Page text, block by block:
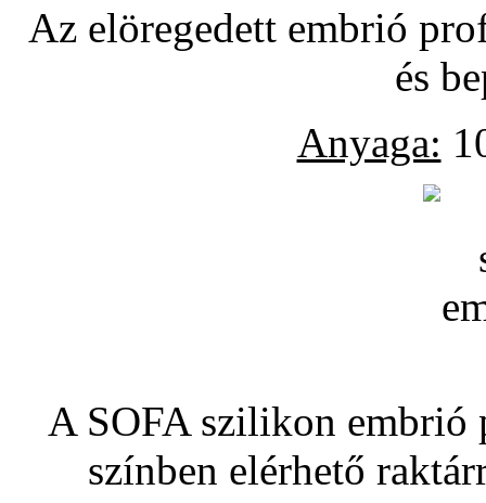
Az elöregedett embrió
és
Anyaga:
A SOFA szilikon embrió
színben elérhető